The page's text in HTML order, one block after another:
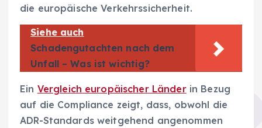
die europäische Verkehrssicherheit.
Siehe auch
Schadengutachten nach dem
Unfall – Was ist wichtig?
Ein Vergleich europäischer Länderin Bezug
auf die Compliance zeigt, dass, obwohl die
ADR-Standards weitgehend angenommen